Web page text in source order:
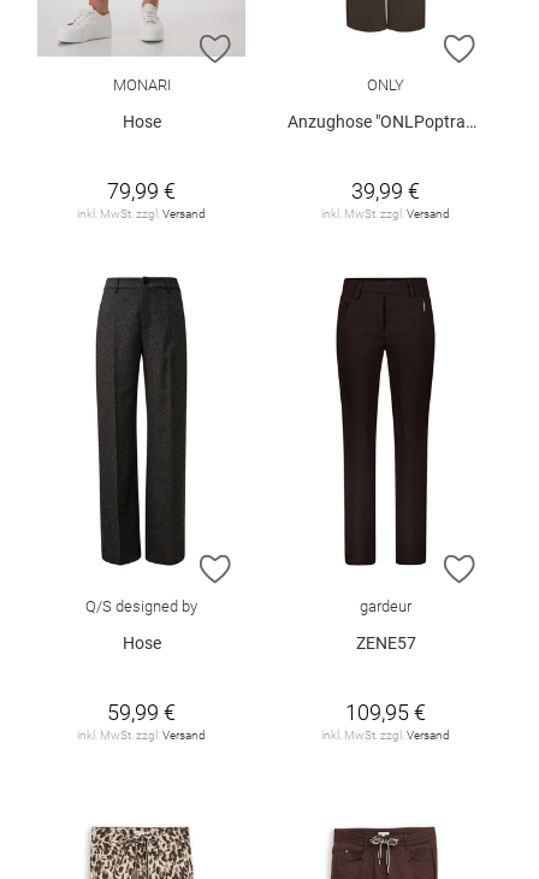
ZUR WUNSCHLISTE HINZUFÜGEN
MONARI
Hose
79,99 €
inkl. MwSt. zzgl. Versand
ZUR
ONLY
Anzughose "ONLPoptrash"
39,99 €
inkl. MwSt. zzgl. Versand
ZUR WUNSCHLISTE HINZUFÜGEN
Q/S designed by
Hose
59,99 €
inkl. MwSt. zzgl. Versand
ZUR
gardeur
ZENE57
109,95 €
inkl. MwSt. zzgl. Versand